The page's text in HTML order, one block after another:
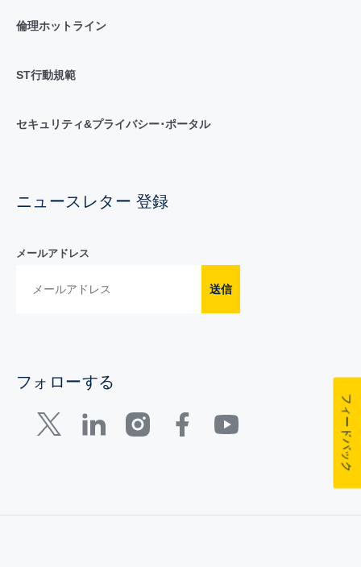
倫理ホットライン
ST行動規範
セキュリティ&プライバシー･ポータル
ニュースレター 登録
メールアドレス
送信
フォローする
フィードバック